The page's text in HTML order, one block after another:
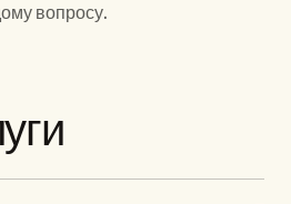
вопросу.